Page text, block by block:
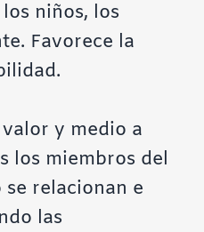
niños, los
Favorece la
valor y medio a
los miembros del
relacionan e
las